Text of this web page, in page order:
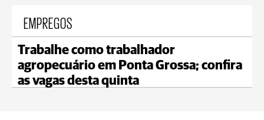
EMPREGOS
Trabalhe como trabalhador
agropecuário em Ponta Grossa; confira
as vagas desta quinta